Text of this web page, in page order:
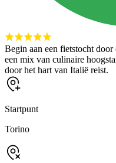
Begin aan een fietstocht
een mix van culinaire
door het hart van Italië reist.
Startpunt
Torino